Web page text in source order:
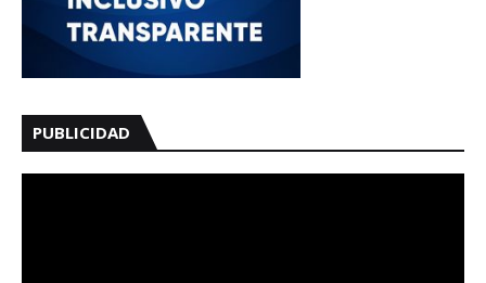
PUBLICIDAD